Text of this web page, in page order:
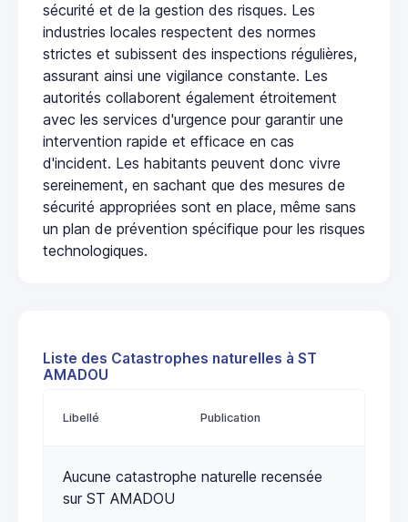
sécurité et de la gestion des risques. Les
industries locales respectent des normes
strictes et subissent des inspections régulières,
assurant ainsi une vigilance constante. Les
autorités collaborent également étroitement
avec les services d'urgence pour garantir une
intervention rapide et efficace en cas
d'incident. Les habitants peuvent donc vivre
sereinement, en sachant que des mesures de
sécurité appropriées sont en place, même sans
un plan de prévention spécifique pour les risques
technologiques.
Liste des Catastrophes naturelles à ST
AMADOU
Libellé Publication
Aucune catastrophe naturelle recensée
sur ST AMADOU